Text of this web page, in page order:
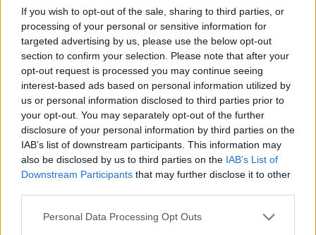
If you wish to opt-out of the sale, sharing to third parties, or
processing of your personal or sensitive information for
targeted advertising by us, please use the below opt-out
section to confirm your selection. Please note that after your
opt-out request is processed you may continue seeing
interest-based ads based on personal information utilized by
us or personal information disclosed to third parties prior to
your opt-out. You may separately opt-out of the further
disclosure of your personal information by third parties on the
IAB’s list of downstream participants. This information may
also be disclosed by us to third parties on the IAB’s List of
Downstream Participants that may further disclose it to other
Personal Data Processing Opt Outs
ανανεώνουν τη συνεργασία τους
μέχρι το 2028
07/08/26|15:48
Βραβευμένα κρασιά με την
υπογραφή της Lidl Ελλάς
07/08/26|15:29
CSG: Διψήφια αύξηση εσόδων
και ισχυρό ανεκτέλεστο
συμβάσεων το πρώτο εξάμηνο
του 2026